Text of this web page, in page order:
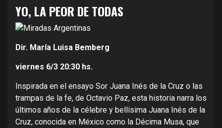
YO, LA PEOR DE TODAS
Dir. María Luisa Bemberg
viernes 6/3 20:30 hs.
Inspirada en el ensayo Sor Juana Inés de la Cruz o las
trampas de la fe, de Octavio Paz, esta historia narra los
últimos años de la célebre y bellísima Juana Inés de la
Cruz, conocida en México como la Décima Musa, que